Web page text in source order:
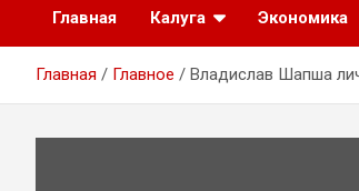
Главная Калуга Экономика
Главная Главное Владислав Шапша